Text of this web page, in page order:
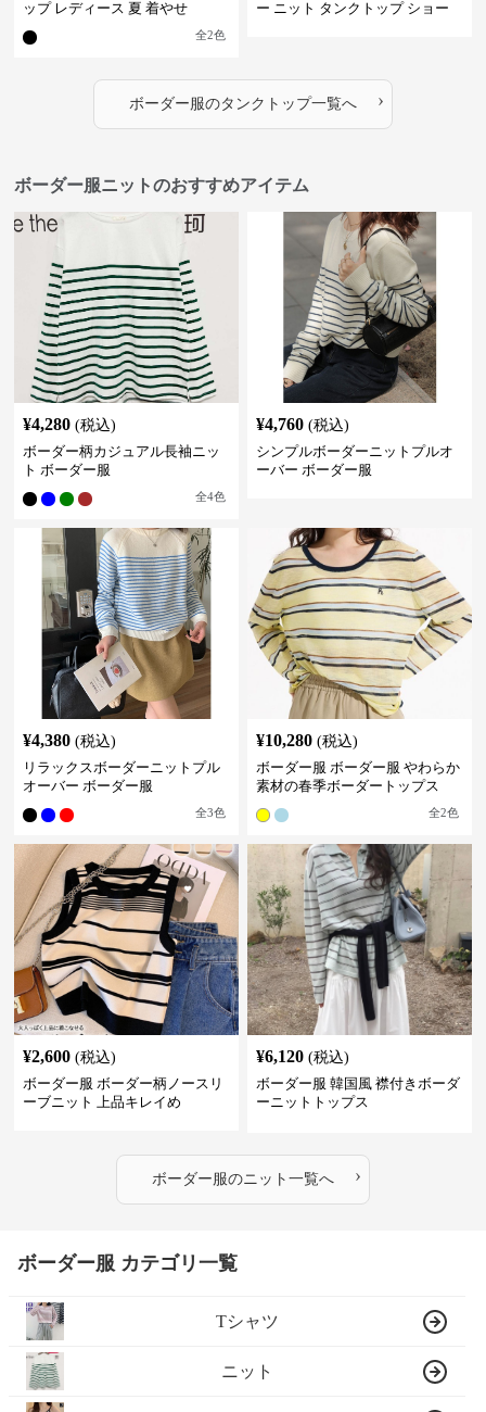
ップ レディース 夏 着やせ
全2色
ー ニット タンクトップ ショー
ボーダー服のタンクトップ一覧へ ›
ボーダー服ニットのおすすめアイテム
¥4,280 (税込)
ボーダー柄カジュアル長袖ニッ
ト ボーダー服
全4色
¥4,760 (税込)
シンプルボーダーニットプルオ
ーバー ボーダー服
¥4,380 (税込)
リラックスボーダーニットプル
オーバー ボーダー服
全3色
¥10,280 (税込)
ボーダー服 ボーダー服 やわらか
素材の春季ボーダートップス
全2色
¥2,600 (税込)
ボーダー服 ボーダー柄ノースリ
ーブニット 上品キレイめ
¥6,120 (税込)
ボーダー服 韓国風 襟付きボーダ
ーニットトップス
ボーダー服のニット 一覧へ ›
ボーダー服 カテゴリ一覧
Tシャツ
ニット